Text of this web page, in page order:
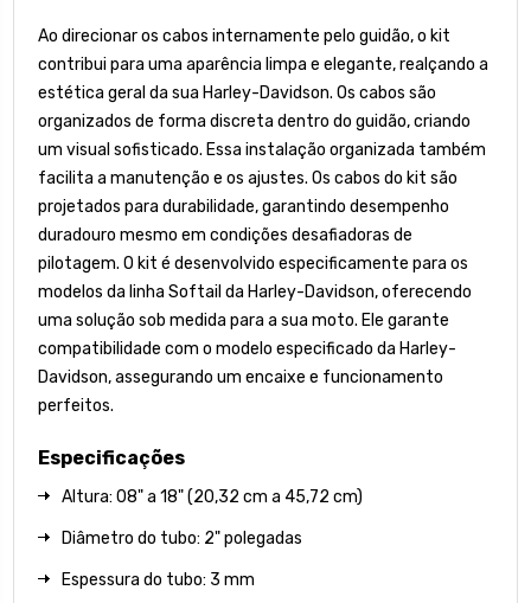
Ao direcionar os cabos internamente pelo guidão, o kit
contribui para uma aparência limpa e elegante, realçando a
estética geral da sua Harley-Davidson. Os cabos são
organizados de forma discreta dentro do guidão, criando
um visual sofisticado. Essa instalação organizada também
facilita a manutenção e os ajustes. Os cabos do kit são
projetados para durabilidade, garantindo desempenho
duradouro mesmo em condições desafiadoras de
pilotagem. O kit é desenvolvido especificamente para os
modelos da linha Softail da Harley-Davidson, oferecendo
uma solução sob medida para a sua moto. Ele garante
compatibilidade com o modelo especificado da Harley-
Davidson, assegurando um encaixe e funcionamento
perfeitos.
Especificações
Altura: 08" a 18" (20,32 cm a 45,72 cm)
Diâmetro do tubo: 2" polegadas
Espessura do tubo: 3 mm